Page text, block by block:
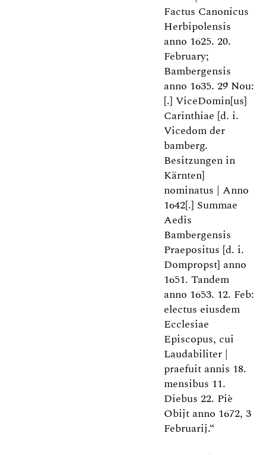
Factus Canonicus
Herbipolensis
anno 1625. 20.
February;
Bambergensis
anno 1635. 29 Nou:
[.] ViceDomin[us]
Carinthiae [d. i.
Vicedom der
bamberg.
Besitzungen in
Kärnten]
nominatus | Anno
1642[.] Summae
Aedis
Bambergensis
Praepositus [d. i.
Dompropst] anno
1651. Tandem
anno 1653. 12. Feb:
electus eiusdem
Ecclesiae
Episcopus, cui
Laudabiliter |
praefuit annis 18.
mensibus 11.
Diebus 22. Piè
Obijt anno 1672, 3
Februarij.“